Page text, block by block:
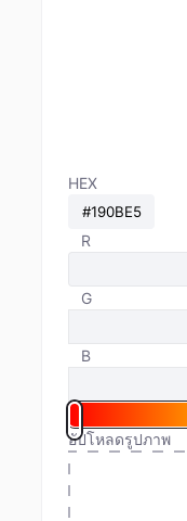
HEX
R
G
B
อัปโหลดรูปภาพ